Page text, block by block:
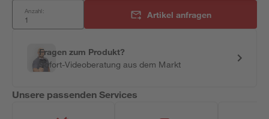
Anzahl: Artikel anfragen
Fragen zum Produkt?
Sofort-Videoberatung aus dem Markt
Unsere passenden Services